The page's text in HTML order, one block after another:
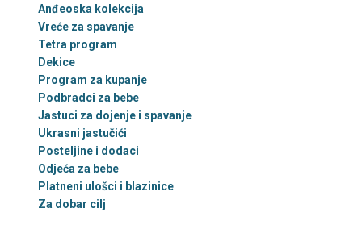
Anđeoska kolekcija
Vreće za spavanje
Tetra program
Dekice
Program za kupanje
Podbradci za bebe
Jastuci za dojenje i spavanje
Ukrasni jastučići
Posteljine i dodaci
Odjeća za bebe
Platneni ulošci i blazinice
Za dobar cilj